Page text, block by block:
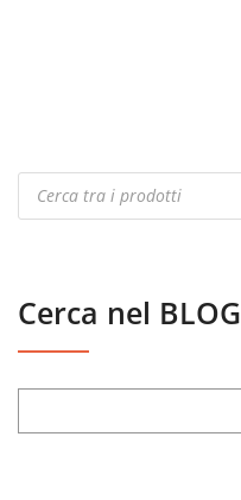
Products
search
Cerca nel BLOG